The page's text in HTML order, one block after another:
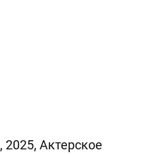
, 2025, Актерское